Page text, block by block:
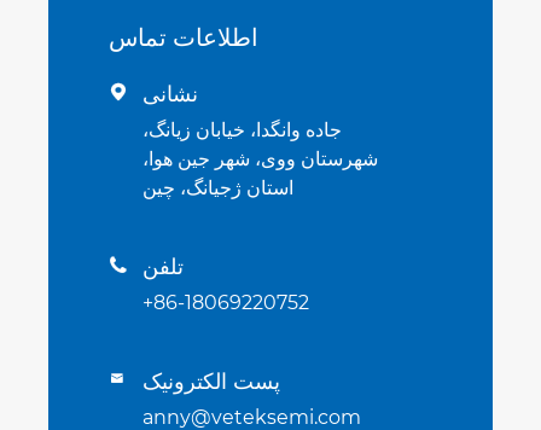
اطلاعات تماس
 نشانی
جاده وانگدا، خیابان زیانگ،
شهرستان ووی، شهر جین هوا،
استان ژجیانگ، چین
 تلفن
+86-18069220752
 پست الکترونیک
anny@veteksemi.com